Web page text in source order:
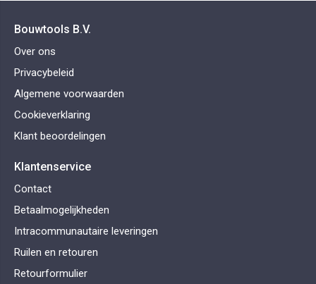
Bouwtools B.V.
Over ons
Privacybeleid
Algemene voorwaarden
Cookieverklaring
Klant beoordelingen
Klantenservice
Contact
Betaalmogelijkheden
Intracommunautaire leveringen
Ruilen en retouren
Retourformulier